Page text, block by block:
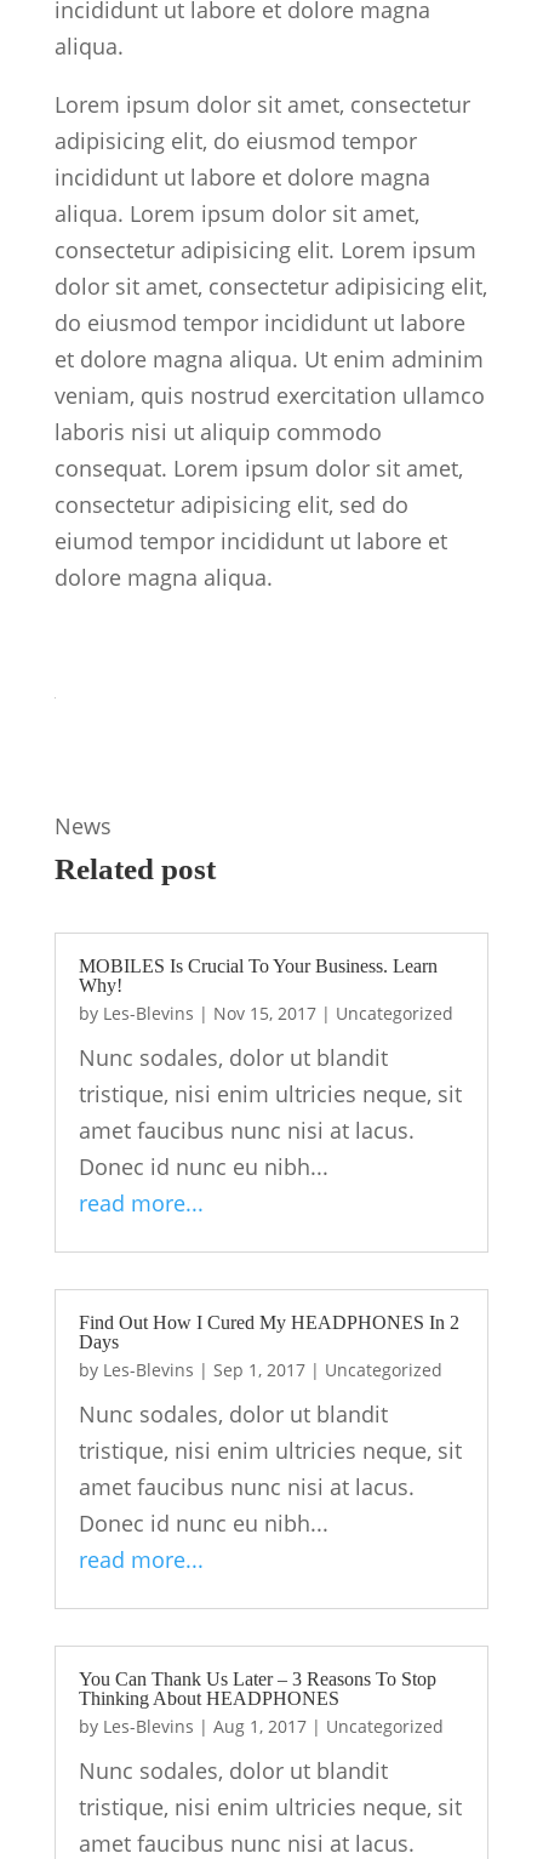
incididunt ut labore et dolore magna
aliqua.
Lorem ipsum dolor sit amet, consectetur
adipisicing elit, do eiusmod tempor
incididunt ut labore et dolore magna
aliqua. Lorem ipsum dolor sit amet,
consectetur adipisicing elit. Lorem ipsum
dolor sit amet, consectetur adipisicing elit,
do eiusmod tempor incididunt ut labore
et dolore magna aliqua. Ut enim adminim
veniam, quis nostrud exercitation ullamco
laboris nisi ut aliquip commodo
consequat. Lorem ipsum dolor sit amet,
consectetur adipisicing elit, sed do
eiumod tempor incididunt ut labore et
dolore magna aliqua.
News
Related post
MOBILES Is Crucial To Your Business. Learn
Why!
by Les-Blevins | Nov 15, 2017| Uncategorized
Nunc sodales, dolor ut blandit
tristique, nisi enim ultricies neque, sit
amet faucibus nunc nisi at lacus.
Donec id nunc eu nibh...
read more...
Find Out How I Cured My HEADPHONES In 2
Days
by Les-Blevins | Sep 1, 2017| Uncategorized
Nunc sodales, dolor ut blandit
tristique, nisi enim ultricies neque, sit
amet faucibus nunc nisi at lacus.
Donec id nunc eu nibh...
read more...
You Can Thank Us Later – 3 Reasons To Stop
Thinking About HEADPHONES
by Les-Blevins | Aug 1, 2017| Uncategorized
Nunc sodales, dolor ut blandit
tristique, nisi enim ultricies neque, sit
amet faucibus nunc nisi at lacus.